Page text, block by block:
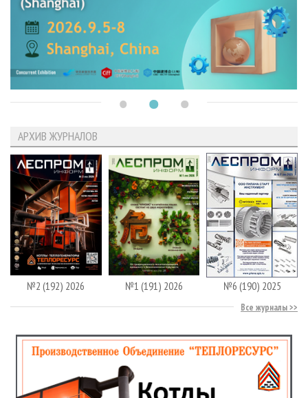
АРХИВ ЖУРНАЛОВ
№2 (192) 2026 №1 (191) 2026 №6 (190) 2025
Все журналы